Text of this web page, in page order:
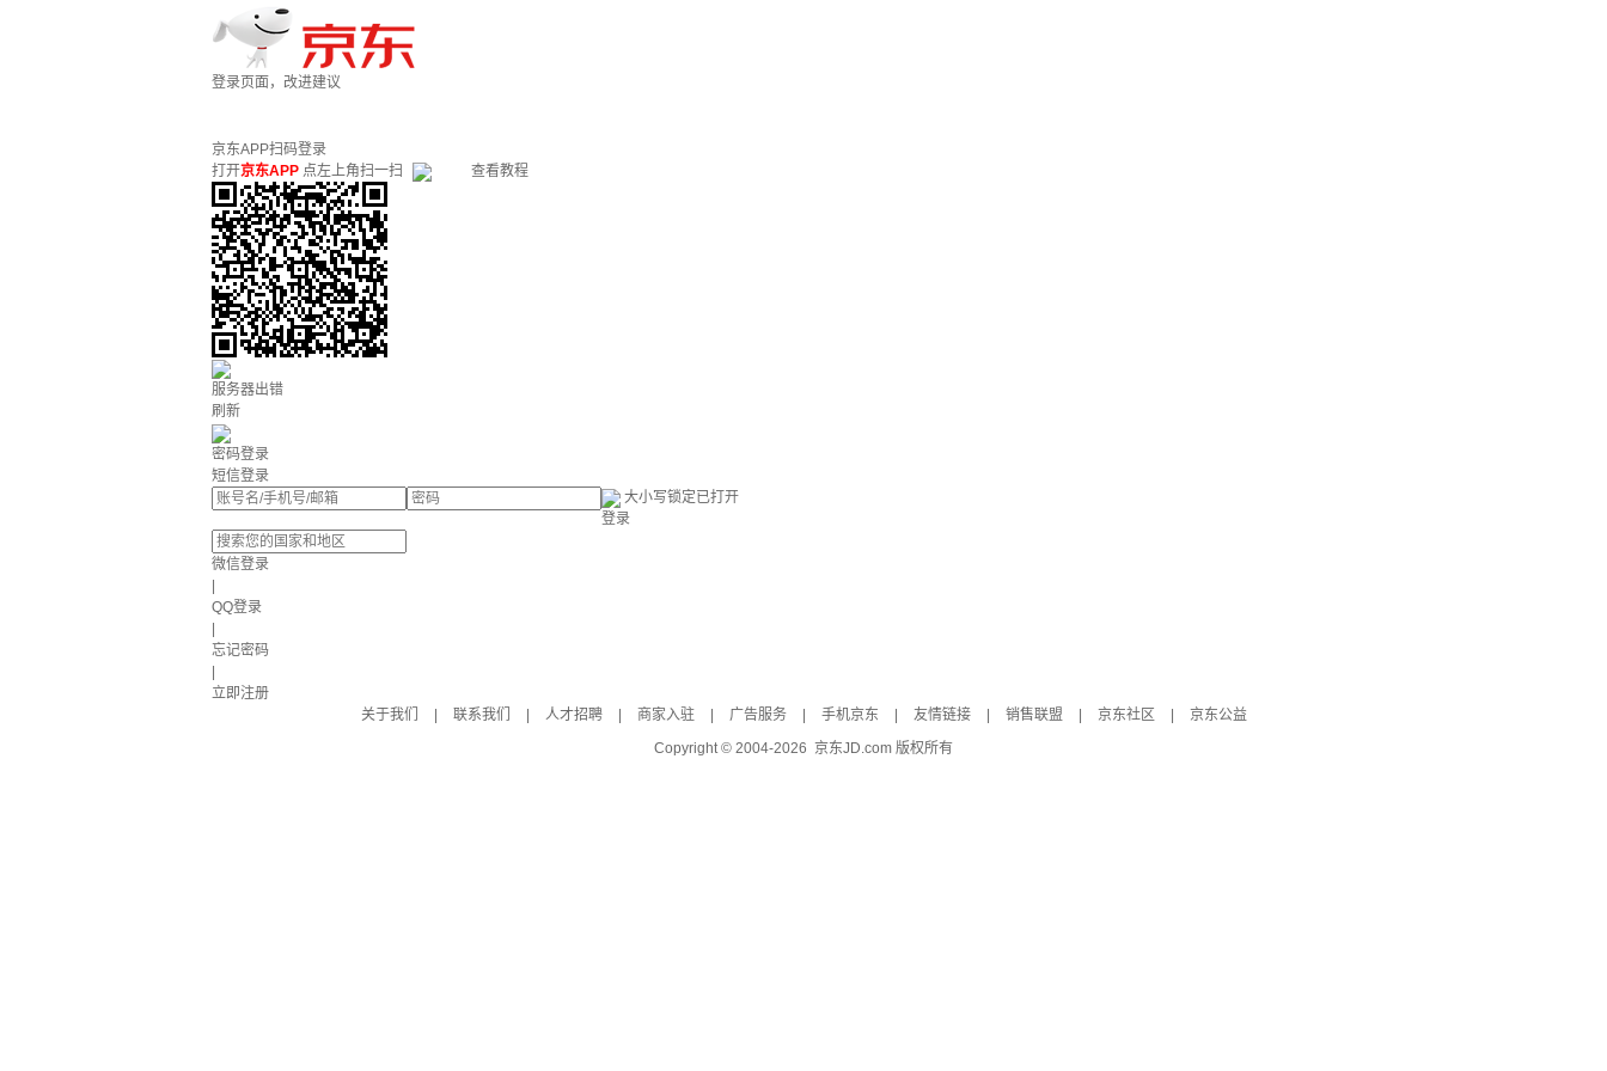
登录页面，改进建议
京东APP扫码登录
打开京东APP 点左上角扫一扫 查看教程
服务器出错
刷新
密码登录
短信登录
大小写锁定已打开
登录
微信登录
QQ登录
忘记密码
立即注册
关于我们
联系我们 人才招聘 商家入驻 广告服务 手机京东 友情链接 销售联盟 京东社区
京东公益
Copyright © 2004-2026 京东JD.com 版权所有